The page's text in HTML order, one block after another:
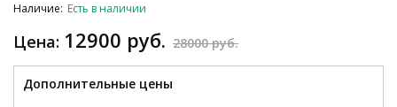
Наличие: Есть в наличии
Цена: 12900 руб. 28000 руб.
Дополнительные цены